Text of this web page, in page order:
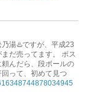
乃湯♨️ですが、平成23
だ売ってます。 ポス
んだら、段ボールの
って、初めて見つ